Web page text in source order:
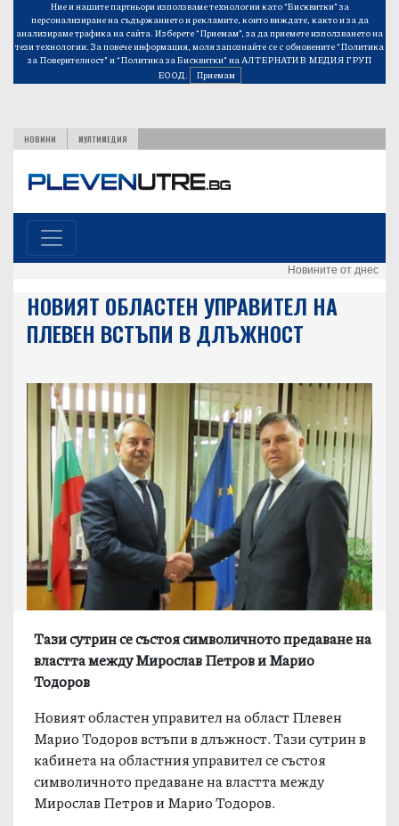
Ние и нашите партньори използваме технологии като “Бисквитки” за
персонализиране на съдържанието и рекламите, които виждате, както и за да
анализираме трафика на сайта. Изберете “Приемам”, за да приемете използването на
тези технологии. За повече информация, моля запознайте се с обновените“Политика
за Поверителност”и“Политика за Бисквитки”на АЛТЕРНАТИВ МЕДИЯ ГРУП
ЕООД.
Приемам
НОВИНИ МУЛТИМЕДИЯ
Новините от днес
НОВИЯТ ОБЛАСТЕН УПРАВИТЕЛ НА
ПЛЕВЕН ВСТЪПИ В ДЛЪЖНОСТ
Тази сутрин се състоя символичното предаване на
властта между Мирослав Петров и Марио
Тодоров
Новият областен управител на област Плевен
Марио Тодоров встъпи в длъжност. Тази сутрин в
кабинета на областния управител се състоя
символичното предаване на властта между
Мирослав Петров и Марио Тодоров.